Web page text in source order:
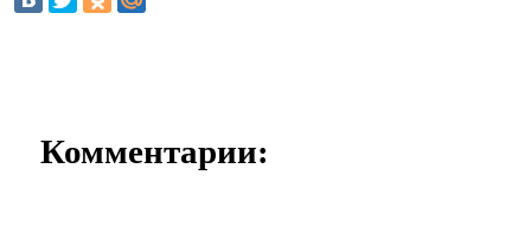
Комментарии: